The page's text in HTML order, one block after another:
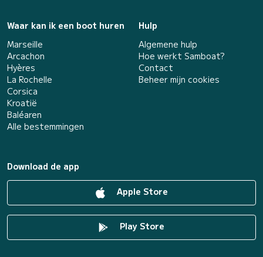
Waar kan ik een boot huren
Marseille
Arcachon
Hyères
La Rochelle
Corsica
Kroatië
Baléaren
Alle bestemmingen
Hulp
Algemene hulp
Hoe werkt Samboat?
Contact
Beheer mijn cookies
Download de app
Apple Store
Play Store